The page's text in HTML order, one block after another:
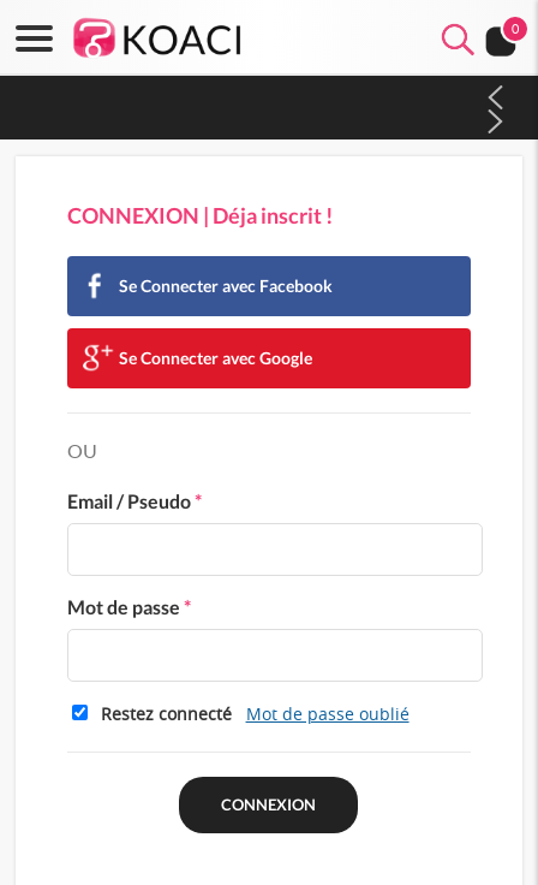
0
CONNEXION | Déja inscrit !
Se Connecter avec Facebook
Se Connecter avec Google
OU
Email / Pseudo*
Mot de passe *
Restez connecté Mot de passe oublié